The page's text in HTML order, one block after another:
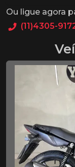
Ou ligue agora
(11)4305-